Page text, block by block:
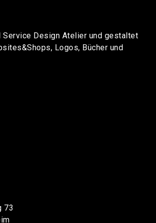
Service Design Atelier und gestaltet
Logos, Bücher und
73